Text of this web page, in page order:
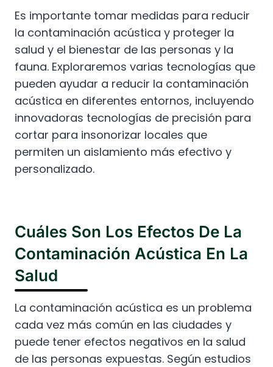
Es importante tomar medidas para reducir
la contaminación acústica y proteger la
salud y el bienestar de las personas y la
fauna. Exploraremos varias tecnologías que
pueden ayudar a reducir la contaminación
acústica en diferentes entornos, incluyendo
innovadoras tecnologías de precisión para
cortar para insonorizar locales que
permiten un aislamiento más efectivo y
personalizado.
Cuáles Son Los Efectos De La
Contaminación Acústica En La
Salud
La contaminación acústica es un problema
cada vez más común en las ciudades y
puede tener efectos negativos en la salud
de las personas expuestas. Según estudios